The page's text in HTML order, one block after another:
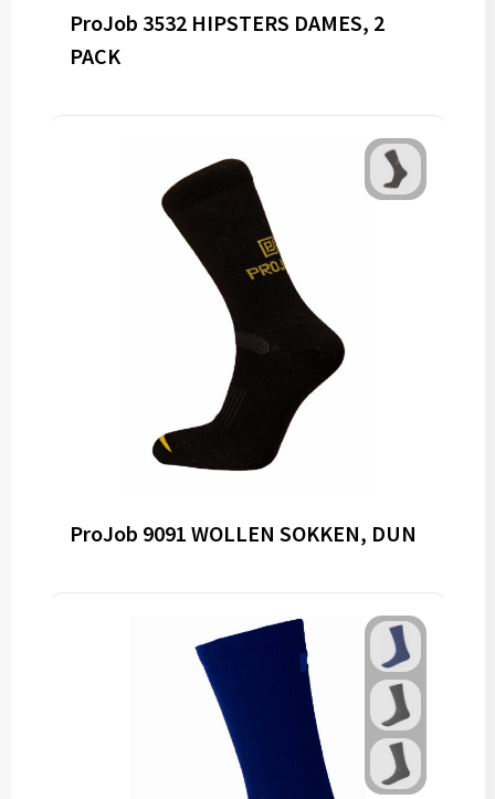
ProJob 3532 HIPSTERS DAMES, 2
PACK
ProJob 9091 WOLLEN SOKKEN, DUN